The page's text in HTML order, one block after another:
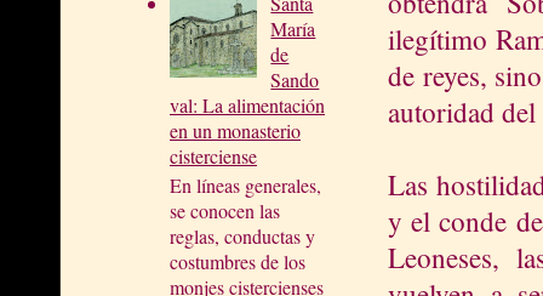
María
de
Sando
val: La alimentación
en un monasterio
cisterciense
En líneas generales,
se conocen las
reglas, conductas y
costumbres de los
monjes cistercienses
ilegítimo
de reyes,
autoridad
Las
y el conde
Leoneses,